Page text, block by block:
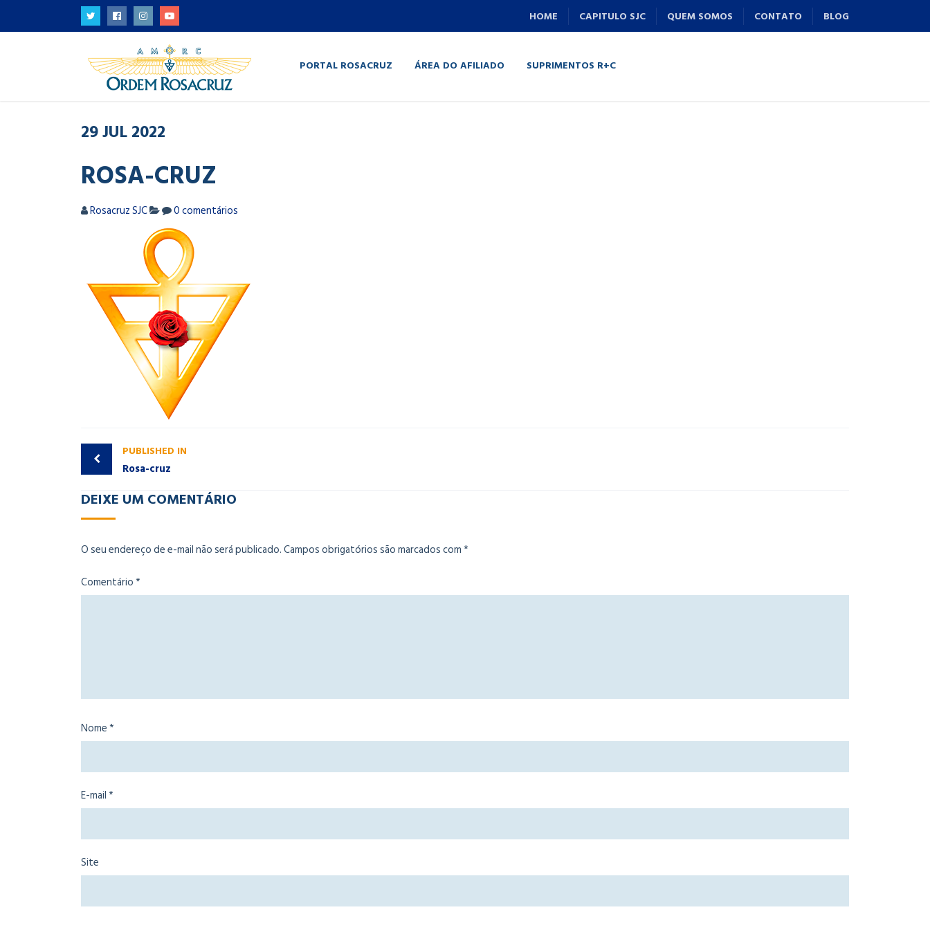
HOME CAPITULO SJC QUEM SOMOS CONTATO BLOG
PORTAL ROSACRUZ ÁREA DO AFILIADO SUPRIMENTOS R+C
29JUL2022
ROSA-CRUZ
Rosacruz SJC 0 comentários
PUBLISHED IN
Rosa-cruz
DEIXE UM COMENTÁRIO
O seu endereço de e-mail não será publicado.Campos obrigatórios são marcados com*
Comentário*
Nome*
E-mail*
Site